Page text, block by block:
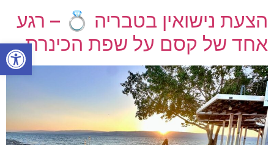
הצעת נישואין בטבריה 💍 – רגע
אחד של קסם על שפת הכינרתפתח